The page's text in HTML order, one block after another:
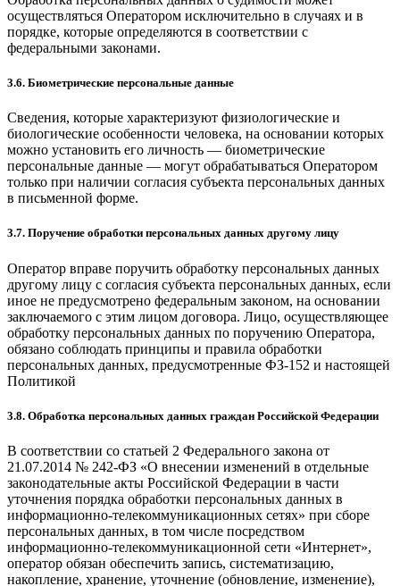
осуществляться Оператором исключительно в случаях и в
порядке, которые определяются в соответствии с
федеральными законами.
3.6. Биометрические персональные данные
Сведения, которые характеризуют физиологические и
биологические особенности человека, на основании которых
можно установить его личность — биометрические
персональные данные — могут обрабатываться Оператором
только при наличии согласия субъекта персональных данных
в письменной форме.
3.7. Поручение обработки персональных данных другому лицу
Оператор вправе поручить обработку персональных данных
другому лицу с согласия субъекта персональных данных, если
иное не предусмотрено федеральным законом, на основании
заключаемого с этим лицом договора. Лицо, осуществляющее
обработку персональных данных по поручению Оператора,
обязано соблюдать принципы и правила обработки
персональных данных, предусмотренные ФЗ-152 и настоящей
Политикой
3.8. Обработка персональных данных граждан Российской Федерации
В соответствии со статьей 2 Федерального закона от
21.07.2014 № 242-ФЗ «О внесении изменений в отдельные
законодательные акты Российской Федерации в части
уточнения порядка обработки персональных данных в
информационно-телекоммуникационных сетях» при сборе
персональных данных, в том числе посредством
информационно-телекоммуникационной сети «Интернет»,
оператор обязан обеспечить запись, систематизацию,
накопление, хранение, уточнение (обновление, изменение),